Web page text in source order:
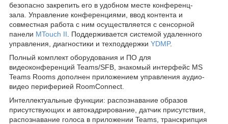
безопасно закрепить его в удобном месте конференц-
зала. Управление конференциями, ввод контента и
совместная работа с ним осуществляется с сенсорной
панели MTouch II . Поддерживается системой удаленного
управления, диагностики и техподдержки YDMP.
Полный комплект оборудования и ПО для
видеоконференций Teams/SFB, знакомый интерфейс MS
Teams Rooms дополнен приложением управления аудио-
видео периферией RoomConnect.
Интеллектуальные функции: распознавание образов
присутствующих и автокадрирование, датчик присутствия,
распознавание голоса в приложении Teams, транскрипция